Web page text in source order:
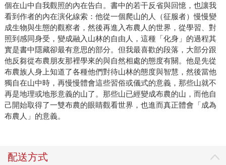
個在山中自我觀照的內在告白。書中的若干反省與回憶，也讓我
看到作者的內在演化線索：他從一個爬山的人（征服者）慢慢變
成生物與生態的觀察者，然後再進入布農人的世界，從學習、對
照到感同身受，變成融入山林的自由人，這種「化身」的過程其
實是書中隱藏卻最有意思的部分。但我最喜歡的段落，大部分跟
他反芻從布農朋友那裡學來的與自然相處的態度有關。他是先從
布農族人身上知道了各種他們對待山林的態度與智慧，然後當他
獨自在山中時，再慢慢體會這些習俗或儀式的意義，那些山就不
再是地理或地形意義的山了。那些山已經變成布農的山，而他自
己開始取得了一雙布農的眼睛觀看世界，也進而真正體會「成為
布農人」的意義。
配送方式